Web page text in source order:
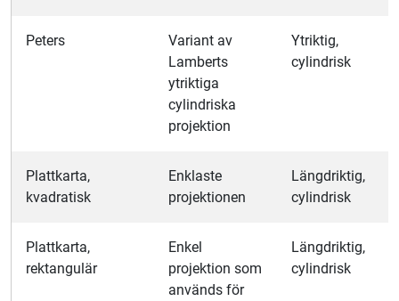
Peters
Variant av
Lamberts
ytriktiga
cylindriska
projektion
Ytriktig,
cylindrisk
Plattkarta,
kvadratisk
Enklaste
projektionen
Längdriktig,
cylindrisk
Plattkarta,
rektangulär
Enkel
projektion som
används för
Längdriktig,
cylindrisk